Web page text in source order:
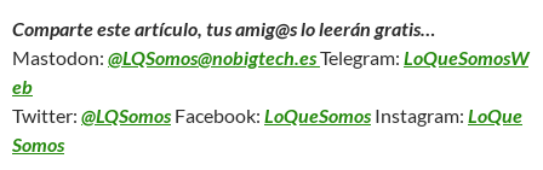
Comparte este artículo, tus amig@s lo leerán gratis…
Mastodon: @LQSomos@nobigtech.esTelegram: LoQueSomosW
eb
Twitter: @LQSomos Facebook: LoQueSomos Instagram: LoQue
Somos